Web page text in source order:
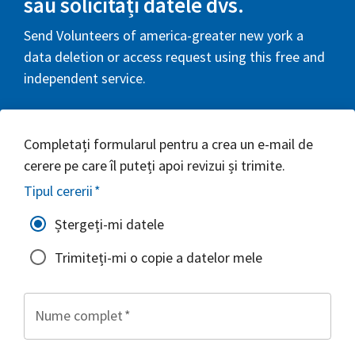
Send Volunteers of america-greater new york a
data deletion or access request using this free and
independent service.
Completați formularul pentru a crea un e-mail de
cerere pe care îl puteți apoi revizui și trimite.
Tipul cererii*
Ștergeți-mi datele
Trimiteți-mi o copie a datelor mele
Nume complet*